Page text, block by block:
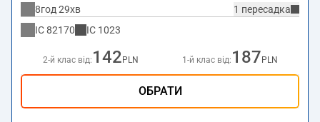
1 пересадка
8год 29хв
IC82170 IC 1023
2-й клас від: 142 PLN 1-й клас від: 187 PLN
ОБРАТИ